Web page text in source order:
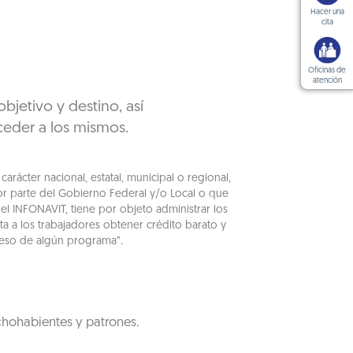
y destino, así
a los mismos.
nacional, estatal, municipal o regional,
parte del Gobierno Federal y/o Local o que
INFONAVIT, tiene por objeto administrar los
a los trabajadores obtener crédito barato y
de algún programa”.
y patrones.
Hacer una
cita
Oficinas de
atención